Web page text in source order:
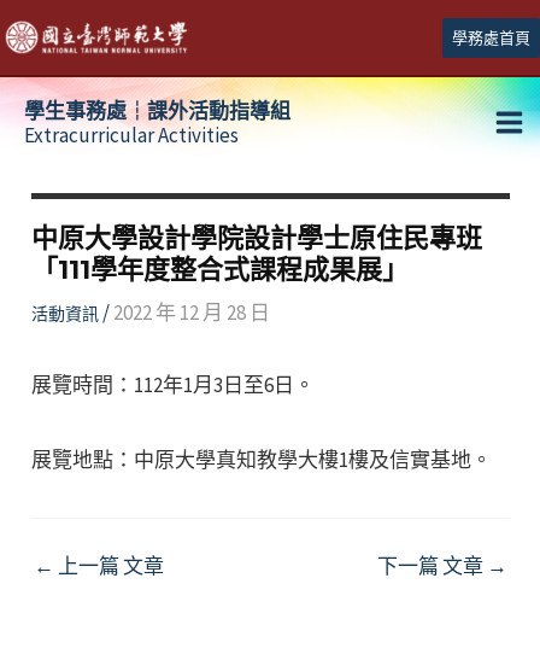
跳
至
主
學務處首頁
學生事務處┆課外活動指導組
Extracurricular Activities
中原大學設計學院設計學士原住民專班
「111學年度整合式課程成果展」
活動資訊/2022 年 12 月 28 日
展覽時間：112年1月3日至6日。
展覽地點：中原大學真知教學大樓1樓及信實基地。
Post
← 上一篇 文章 下一篇 文章 →